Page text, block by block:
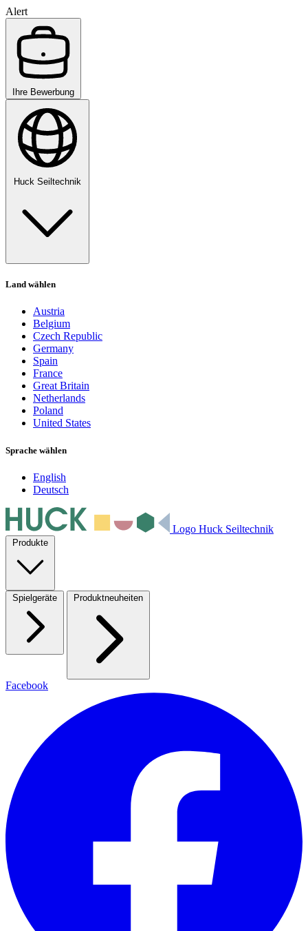
Alert
Ihre Bewerbung
Huck Seiltechnik
Land wählen
Austria
Belgium
Czech Republic
Germany
Spain
France
Great Britain
Netherlands
Poland
United States
Sprache wählen
English
Deutsch
Logo Huck Seiltechnik
Produkte
Spielgeräte Produktneuheiten
Facebook